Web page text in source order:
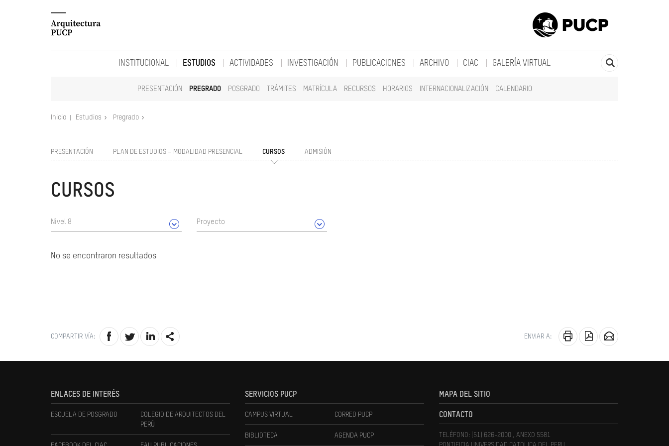
INSTITUCIONAL ESTUDIOS
PRESENTACIÓN PREGRADO POSGRADO TRÁMITES MATRÍCULA RECURSOS HORARIOS INTERNACIONALIZACIÓN CALENDARIO
ACTIVIDADES INVESTIGACIÓN PUBLICACIONES ARCHIVO CIAC GALERÍA VIRTUAL
Inicio Estudios Pregrado
PRESENTACIÓN PLAN DE ESTUDIOS – MODALIDAD PRESENCIAL CURSOS ADMISIÓN
CURSOS
Nivel 8 Proyecto
No se encontraron resultados
COMPARTIR VÍA: ENVIAR A:
ENLACES DE INTERÉS
ESCUELA DE POSGRADO
COLEGIO DE ARQUITECTOS DEL
PERÚ
SERVICIOS PUCP
CAMPUS VIRTUAL CORREO PUCP
BIBLIOTECA AGENDA PUCP
MAPA DEL SITIO
CONTACTO
TELÉFONO: (51) 626-2000 , ANEXO 5581